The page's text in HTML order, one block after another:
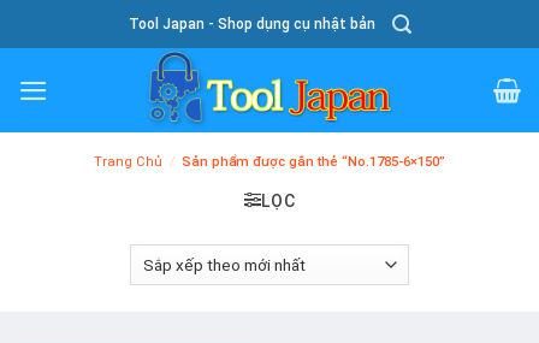
To
Content
Tool Japan - Shop dụng cụ nhật bản
Trang Chủ / Sản phẩm được gắn thẻ “No.1785-6×150”
LỌC